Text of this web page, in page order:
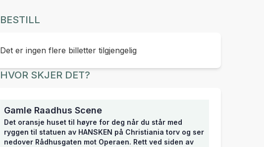
BESTILL
Det er ingen flere billetter tilgjengelig
HVOR SKJER DET?
Gamle Raadhus Scene
Det oransje huset til høyre for deg når du står med
ryggen til statuen av HANSKEN på Christiania torv og ser
nedover Rådhusgaten mot Operaen. Rett ved siden av